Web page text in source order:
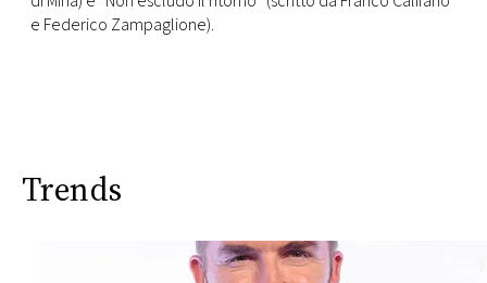
e Federico Zampaglione).
Trends